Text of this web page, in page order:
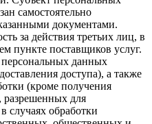
самостоятельно
документами.
за действия третьих лиц, в
пункте поставщиков услуг.
данных
доступа), а также
(кроме получения
разрешенных для
случаях обработки